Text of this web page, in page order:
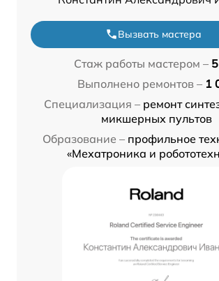
Вызвать мастера
Стаж работы мастером –
Выполнено ремонтов – 1
Специализация – ремонт
микшерных пультов
Образование – профильное
«Мехатроника и